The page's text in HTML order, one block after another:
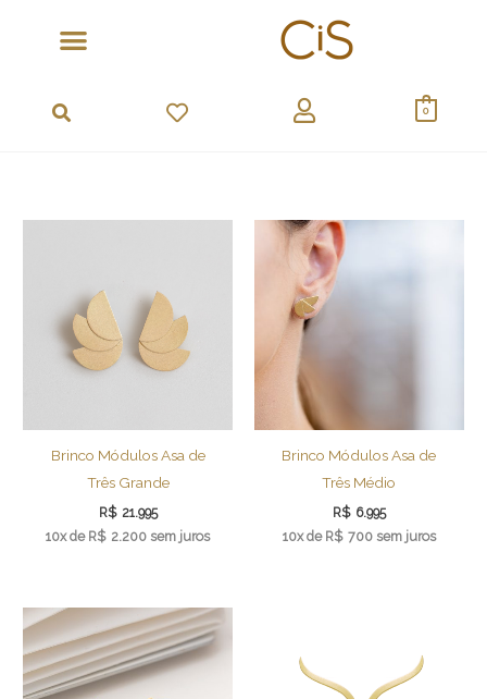
0
Brinco Módulos Asa de
Três Grande
R$ 21.995
10x de R$ 2.200 sem juros
Brinco Módulos Asa de
Três Médio
R$ 6.995
10x de R$ 700 sem juros